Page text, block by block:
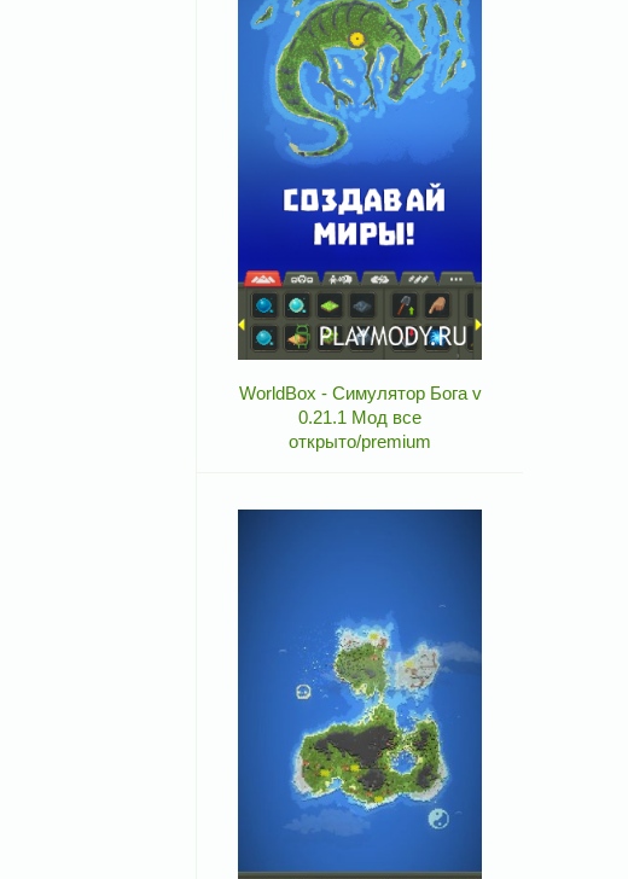
WorldBox - Симулятор Бога v
0.21.1 Мод все
открыто/premium